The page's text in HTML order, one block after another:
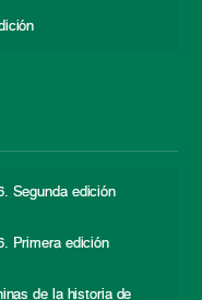
Segunda edición
Primera edición
de la historia de